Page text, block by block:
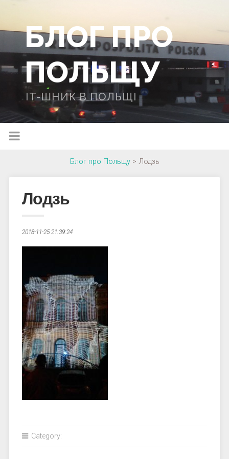
БЛОГ ПРО
ПОЛЬЩУ
IT-ШНИК В ПОЛЬЩІ
Блог про Польщу> Лодзь
Лодзь
2018-11-25 21:39:24
Category: